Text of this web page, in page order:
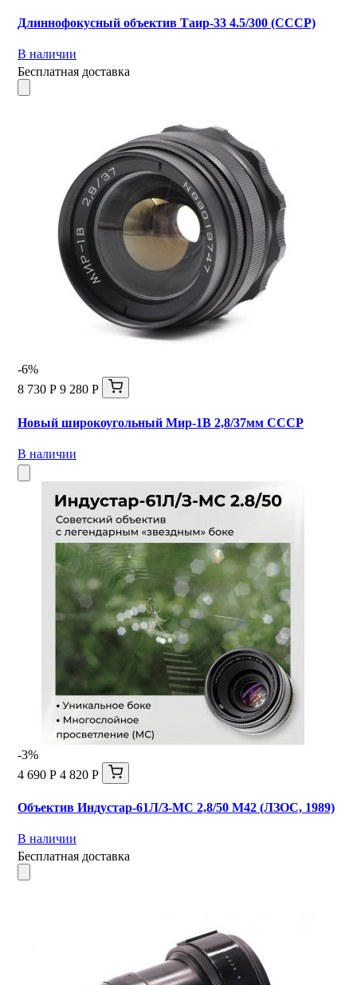
Длиннофокусный объектив Таир-33 4.5/300 (СССР)
В наличии
Бесплатная доставка
-6%
8 730 Р 9 280 Р
Новый широкоугольный Мир-1В 2,8/37мм СССР
В наличии
-3%
4 690 Р 4 820 Р
Объектив Индустар-61Л/З-МС 2,8/50 М42 (ЛЗОС, 1989)
В наличии
Бесплатная доставка